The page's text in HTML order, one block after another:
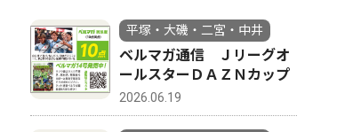
平塚・大磯・二宮・中井
ベルマガ通信 Ｊリーグオ
ールスターＤＡＺＮカップ
2026.06.19